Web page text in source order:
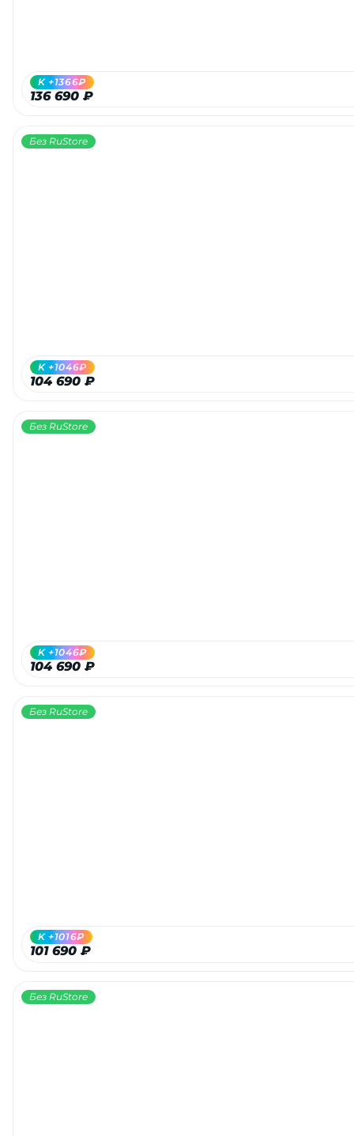
136 690 ₽
K +1366₽
Без RuStore
104 690 ₽
K +1046₽
Без RuStore
104 690 ₽
K +1046₽
Без RuStore
101 690 ₽
K +1016₽
Без RuStore